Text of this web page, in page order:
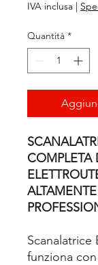
IVA inclusa |
Quantità *
COMPLETA
ALTAMENTE
Scanalatrice
funziona